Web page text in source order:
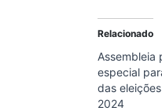
Relacionado
Assembleia
especial
das
2024